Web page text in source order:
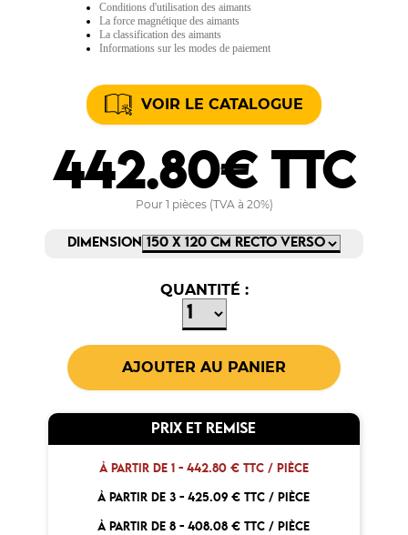
Conditions d'utilisation des aimants
La force magnétique des aimants
La classification des aimants
Informations sur les modes de paiement
VOIR LE CATALOGUE
442.80€ TTC
Pour 1 pièces (TVA à 20%)
DIMENSION
QUANTITÉ :
PRIX ET REMISE
À PARTIR DE 1 - 442.80 € TTC / PIÈCE
À PARTIR DE 3 -425.09 € TTC / PIÈCE
À PARTIR DE 8 -408.08 € TTC / PIÈCE